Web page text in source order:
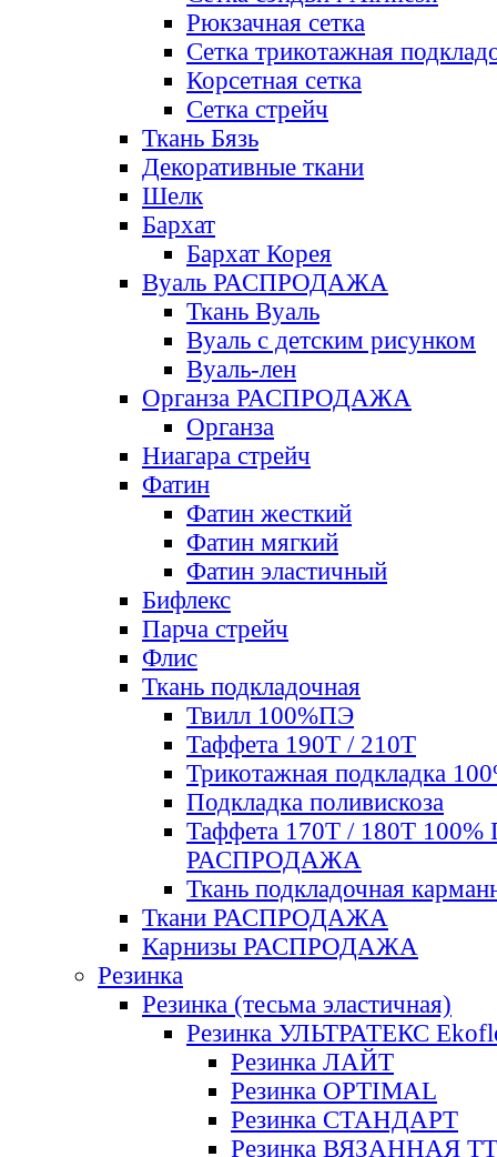
Рюкзачная сетка
Сетка трикотажная
Корсетная сетка
Сетка стрейч
Ткань Бязь
Декоративные ткани
Шелк
Бархат
Бархат Корея
Вуаль РАСПРОДАЖА
Ткань Вуаль
Вуаль с детским рисунком
Вуаль-лен
Органза РАСПРОДАЖА
Органза
Ниагара стрейч
Фатин
Фатин жесткий
Фатин мягкий
Фатин элаcтичный
Бифлекс
Парча стрейч
Флис
Ткань подкладочная
Твилл 100%ПЭ
Таффета 190Т / 210Т
Трикотажная подкладка
Подкладка поливискоза
Таффета 170Т / 180Т 100%
РАСПРОДАЖА
Ткань подкладочная
Ткани РАСПРОДАЖА
Карнизы РАСПРОДАЖА
Резинка
Резинка (тесьма эластичная)
Резинка УЛЬТРАТЕКС
Резинка ЛАЙТ
Резинка OPTIMAL
Резинка СТАНДАРТ
Резинка ВЯЗАННАЯ ТТ